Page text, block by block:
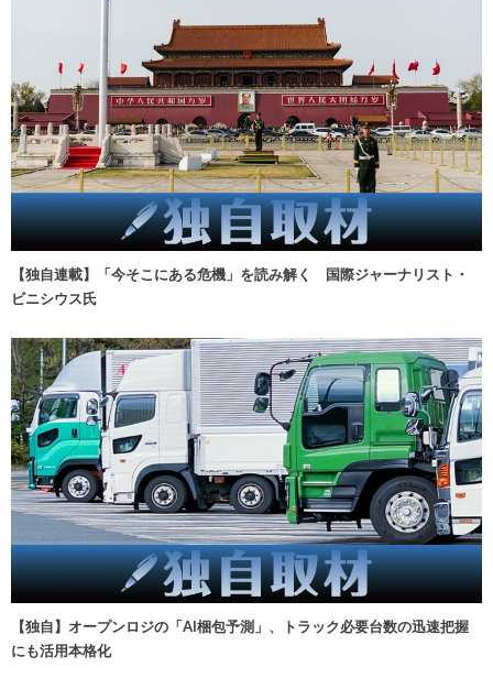
【独自連載】「今そこにある危機」を読み解く 国際ジャーナリスト・
ビニシウス氏
【独自】オープンロジの「AI梱包予測」、トラック必要台数の迅速把握
にも活用本格化